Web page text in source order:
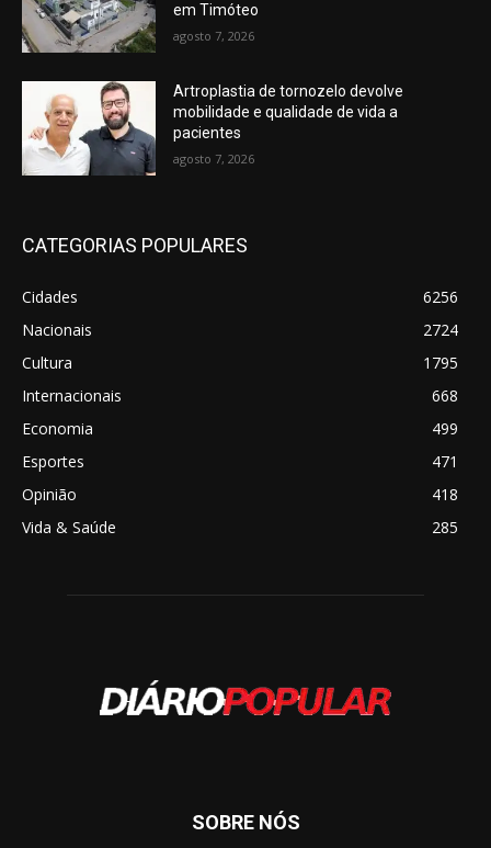
em Timóteo
agosto 7, 2026
Artroplastia de tornozelo devolve
mobilidade e qualidade de vida a
pacientes
agosto 7, 2026
CATEGORIAS POPULARES
Cidades
6256
Nacionais
2724
Cultura
1795
Internacionais
668
Economia
499
Esportes
471
Opinião
418
Vida & Saúde
285
SOBRE NÓS